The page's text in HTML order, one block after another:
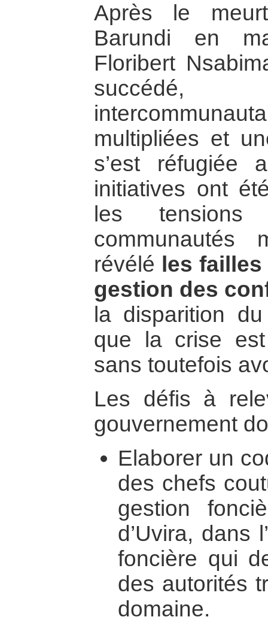
Après le
Barundi en
Floribert
succédé,
multipliées et
s’est réfugiée
initiatives ont
les
révélé les
gestion des
la disparition
que la crise
sans toutefois
Les défis à
gouvernement
Elaborer un
des chefs
gestion
d’Uvira, dans
foncière qui
des autorités
domaine.